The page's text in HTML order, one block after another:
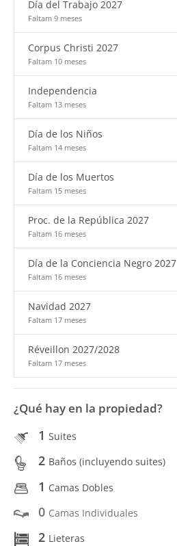
Día del Trabajo 2027
Faltam 9 meses
Corpus Christi 2027
Faltam 10 meses
Independencia
Faltam 13 meses
Día de los Niños
Faltam 14 meses
Día de los Muertos
Faltam 15 meses
Proc. de la República 2027
Faltam 16 meses
Día de la Conciencia Negro 2027
Faltam 16 meses
Navidad 2027
Faltam 17 meses
Réveillon 2027/2028
Faltam 17 meses
¿Qué hay en la propiedad?
1 Suites
2 Baños (incluyendo suites)
1 Camas Dobles
0 Camas Individuales
2 Lieteras